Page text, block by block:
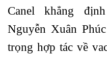
Canel khẳng
Nguyễn Xuân
trọng hợp tác về